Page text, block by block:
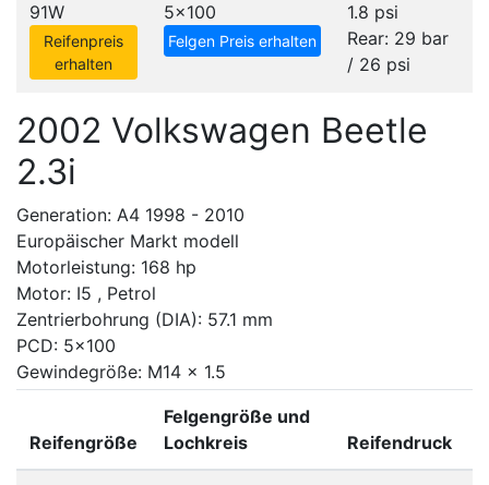
91W
Reifenpreis
erhalten
5x100
Felgen Preis erhalten
1.8 psi
Rear: 29 bar
/ 26 psi
2002 Volkswagen Beetle
2.3i
Generation: A4 1998 - 2010
Europäischer Markt modell
Motorleistung: 168 hp
Motor: I5 , Petrol
Zentrierbohrung (DIA): 57.1 mm
PCD: 5x100
Gewindegröße: M14 x 1.5
Reifengröße
Felgengröße und
Lochkreis
Reifendruck